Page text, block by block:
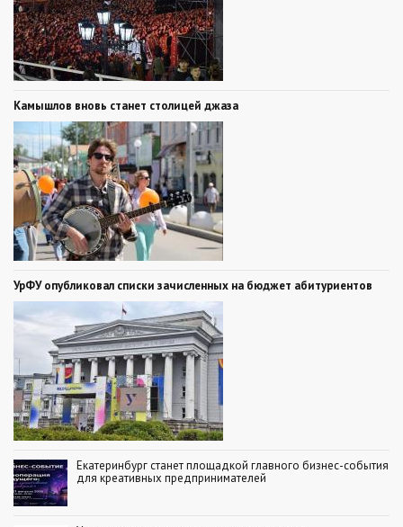
Камышлов вновь станет столицей джаза
УрФУ опубликовал списки зачисленных на бюджет абитуриентов
Екатеринбург станет площадкой главного бизнес-события
для креативных предпринимателей